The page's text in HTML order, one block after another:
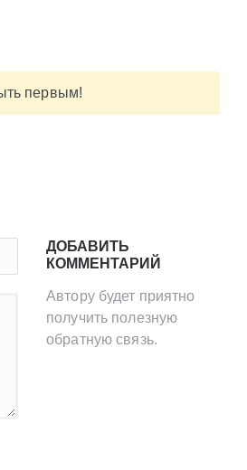
первым!
ДОБАВИТЬ
КОММЕНТАРИЙ
Автору будет приятно
получить полезную
обратную связь.